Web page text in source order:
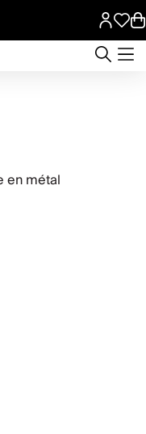
en métal